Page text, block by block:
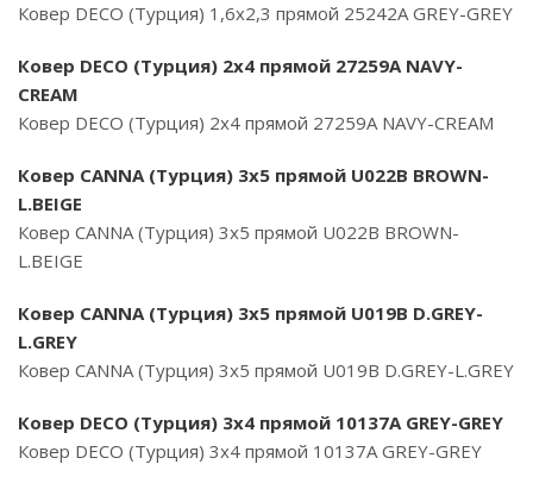
Ковер DECO (Турция) 1,6х2,3 прямой 25242A GREY-GREY
Ковер DECO (Турция) 2х4 прямой 27259A NAVY-
CREAM
Ковер DECO (Турция) 2х4 прямой 27259A NAVY-CREAM
Ковер CANNA (Турция) 3х5 прямой U022B BROWN-
L.BEIGE
Ковер CANNA (Турция) 3х5 прямой U022B BROWN-
L.BEIGE
Ковер CANNA (Турция) 3х5 прямой U019B D.GREY-
L.GREY
Ковер CANNA (Турция) 3х5 прямой U019B D.GREY-L.GREY
Ковер DECO (Турция) 3х4 прямой 10137A GREY-GREY
Ковер DECO (Турция) 3х4 прямой 10137A GREY-GREY